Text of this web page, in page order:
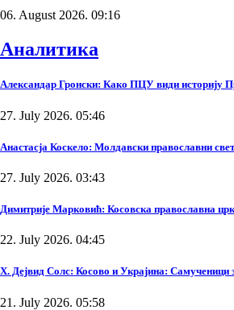
06. August 2026. 09:16
Аналитика
Александар Гронски: Како ПЦУ види историју
27. July 2026. 05:46
Анастасја Коскело: Молдавски православни
27. July 2026. 03:43
Димитрије Марковић: Косовска православна
22. July 2026. 04:45
Х. Дејвид Солс: Косово и Украјина: Самученици
21. July 2026. 05:58